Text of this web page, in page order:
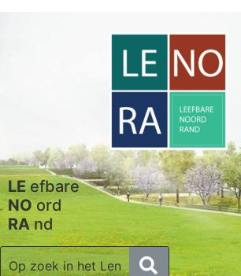
LEefbare
NOord
RAnd